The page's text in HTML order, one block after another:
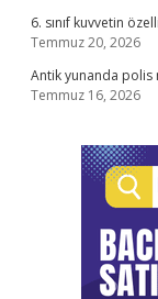
6. sınıf kuvvetin
Temmuz 20, 2026
Antik yunanda polis
Temmuz 16, 2026